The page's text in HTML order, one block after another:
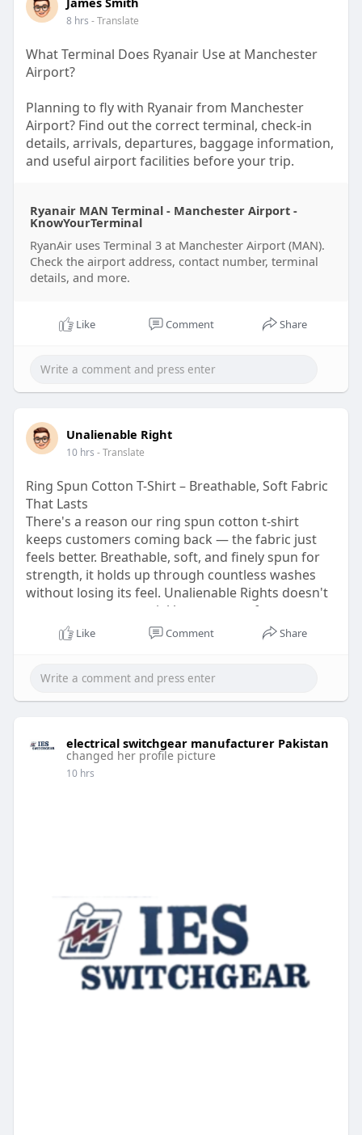
a
i
g
s
8 hrs - Translate
What Terminal Does Ryanair Use at Manchester
Airport?
Planning to fly with Ryanair from Manchester
Airport? Find out the correct terminal, check-in
details, arrivals, departures, baggage information,
and useful airport facilities before your trip.
https://www.knowyourterminal.c....om/ryanair/rya
nair-t
Ryanair MAN Terminal - Manchester Airport -
KnowYourTerminal
RyanAir uses Terminal 3 at Manchester Airport (MAN).
Check the airport address, contact number, terminal
details, and more.
Like Comment Share
Unalienable Right
10 hrs - Translate
Ring Spun Cotton T-Shirt – Breathable, Soft Fabric
That Lasts
There's a reason our ring spun cotton t-shirt
keeps customers coming back — the fabric just
feels better. Breathable, soft, and finely spun for
strength, it holds up through countless washes
without losing its feel. Unalienable Rights doesn't
cut corners on material because comfort matters
as much as message. Wear it on a hot day, layer it
in the cold, and notice the difference every single
Visit for more info:-
Like Comment Share
electrical switchgear manufacturer Pakistan
changed her profile picture
10 hrs